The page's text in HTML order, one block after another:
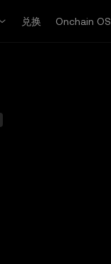
兑换 Onchain OS